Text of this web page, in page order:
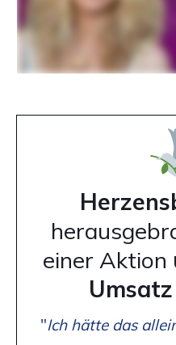
einer Aktion
Umsatz
"Ich hätte das